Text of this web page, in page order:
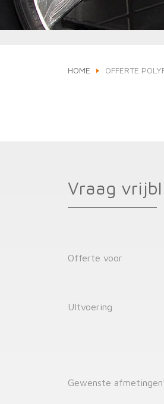
HOME OFFERTE
Vraag
Offerte voor
UItvoering
Gewenste afmetingen